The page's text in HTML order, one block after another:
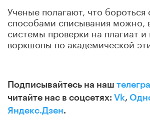
Ученые полагают, что
способами списывания можно,
системы проверки на плагиат и
воркшопы по академической
Подписывайтесь на наш
читайте нас в соцсетях: Vk,
Яндекс.Дзен.